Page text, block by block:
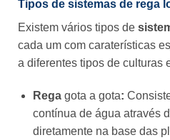
Tipos de sistemas de rega
Existem vários tipos de
cada um com caraterísticas
a diferentes tipos de culturas
Regagota a gota:
contínua de água através
diretamente na base das